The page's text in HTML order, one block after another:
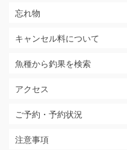
忘れ物
キャンセル料について
魚種から釣果を検索
アクセス
ご予約・予約状況
注意事項